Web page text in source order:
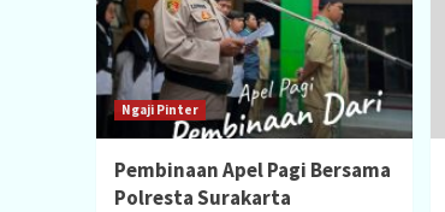
Ngaji Pinter
Pembinaan Apel Pagi Bersama
Polresta Surakarta